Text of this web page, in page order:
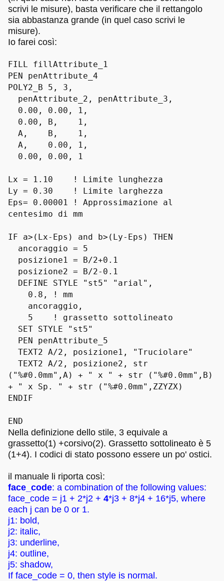
scrivi le misure), basta verificare che il rettangolo
sia abbastanza grande (in quel caso scrivi le
misure).
Io farei così:
FILL fillAttribute_1
PEN penAttribute_4
POLY2_B 5, 3,
penAttribute_2, penAttribute_3,
0.00, 0.00, 1,
0.00, B, 1,
A, B, 1,
A, 0.00, 1,
0.00, 0.00, 1
Lx = 1.10 ! Limite lunghezza
Ly = 0.30 ! Limite larghezza
Eps= 0.00001 ! Approssimazione al
centesimo di mm
IF a>(Lx-Eps) and b>(Ly-Eps) THEN
ancoraggio = 5
posizione1 = B/2+0.1
posizione2 = B/2-0.1
DEFINE STYLE "st5" "arial",
0.8, ! mm
ancoraggio,
5 ! grassetto sottolineato
SET STYLE "st5"
PEN penAttribute_5
TEXT2 A/2, posizione1, "Truciolare"
TEXT2 A/2, posizione2, str
("%#0.0mm",A) + " x " + str ("%#0.0mm",B)
+ " x Sp. " + str ("%#0.0mm",ZZYZX)
ENDIF
END
Nella definizione dello stile, 3 equivale a
grassetto(1) +corsivo(2). Grassetto sottolineato è 5
(1+4). I codici di stato possono essere un po' ostici.
il manuale li riporta così:
face_code: a combination of the following values:
face_code = j1 + 2*j2 + 4*j3 + 8*j4 + 16*j5, where
each j can be 0 or 1.
j1: bold,
j2: italic,
j3: underline,
j4: outline,
j5: shadow,
If face_code = 0, then style is normal.